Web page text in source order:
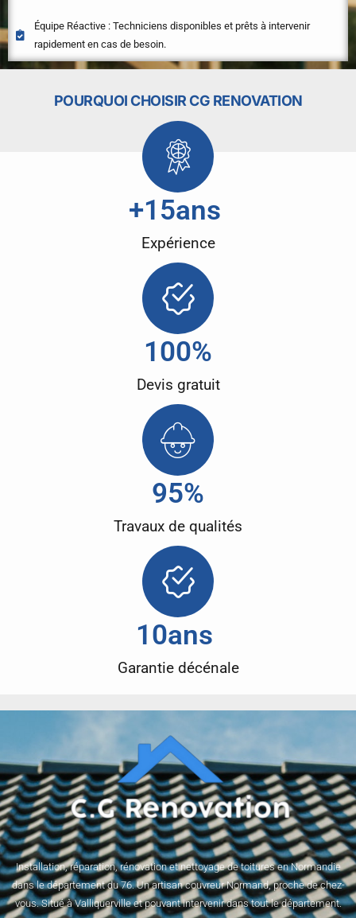
Équipe Réactive : Techniciens disponibles et prêts à intervenir
rapidement en cas de besoin.
POURQUOI CHOISIR CG RENOVATION
Expérience
+15ans
Devis gratuit
100%
Travaux de qualités
95%
Garantie décénale
10ans
Installation, réparation, rénovation et nettoyage de toitures en Normandie
dans le département du 76. Un artisan couvreur Normand, proche de chez-
vous. Situé à Valliquerville et pouvant intervenir dans tout le département.